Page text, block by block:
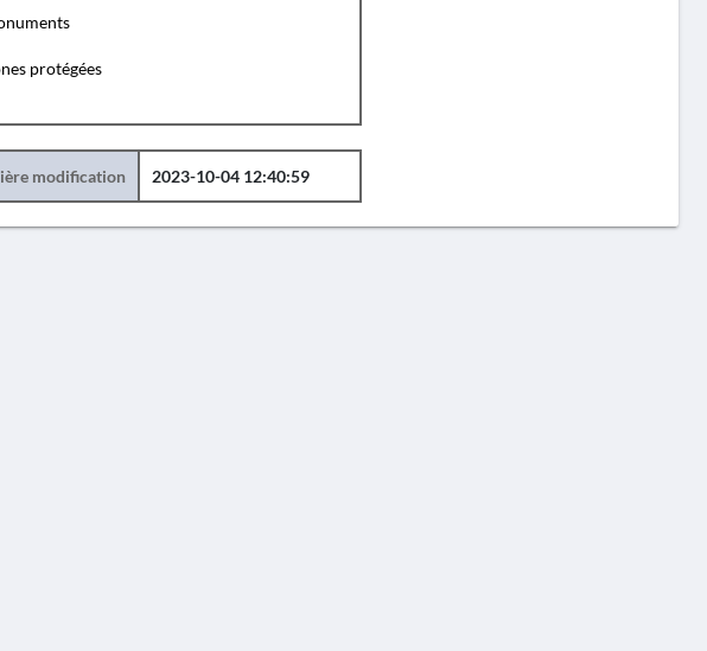
protégées
modification 2023-10-04 12:40:59